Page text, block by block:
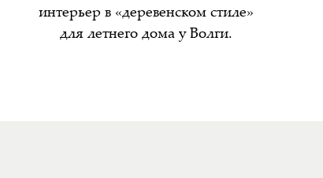
интерьер в «деревенском стиле»
для летнего дома у Волги.